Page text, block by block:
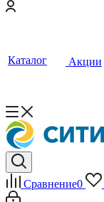
Каталог Акции
Сравнение0